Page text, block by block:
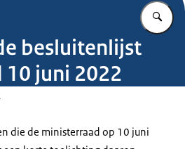
besluitenlijst
juni 2022
die de ministerraad op 10 juni